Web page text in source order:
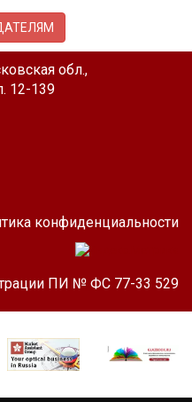
обл.,
12-139
конфиденциальности
ПИ № ФС 77-33 529